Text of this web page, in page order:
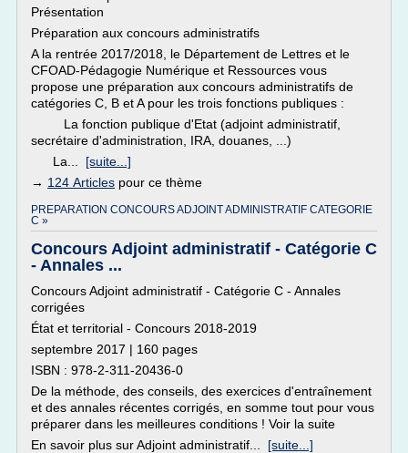
Présentation
Préparation aux concours administratifs
A la rentrée 2017/2018, le Département de Lettres et le
CFOAD-Pédagogie Numérique et Ressources vous
propose une préparation aux concours administratifs de
catégories C, B et A pour les trois fonctions publiques :
La fonction publique d'Etat (adjoint administratif,
secrétaire d'administration, IRA, douanes, ...)
La... [suite...]
→ 124 Articles pour ce thème
PREPARATION CONCOURS ADJOINT ADMINISTRATIF CATEGORIE
C »
Concours Adjoint administratif - Catégorie C
- Annales ...
Concours Adjoint administratif - Catégorie C - Annales
corrigées
État et territorial - Concours 2018-2019
septembre 2017 | 160 pages
ISBN : 978-2-311-20436-0
De la méthode, des conseils, des exercices d'entraînement
et des annales récentes corrigés, en somme tout pour vous
préparer dans les meilleures conditions ! Voir la suite
En savoir plus sur Adjoint administratif... [suite...]